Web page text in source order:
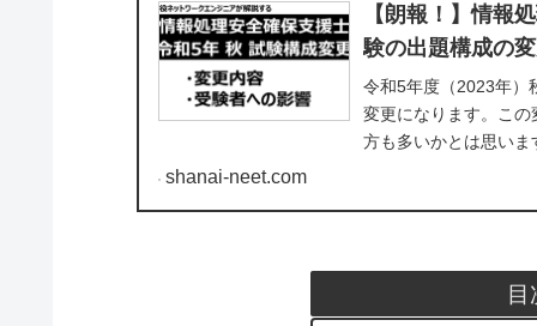
【朗報！】情報
験の出題構成の
令和5年度（2023年）
変更になります。こ
方も多いかとは思い
shanai-neet.com
目